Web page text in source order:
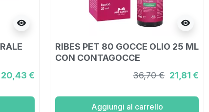
visibility
20,43 €
visibility
RIBES PET 80 GOCCE OLIO 25 ML
CON CONTAGOCCE
36,70 € 21,81 €
Aggiungi al carrello